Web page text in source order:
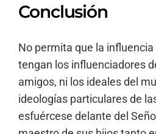
Conclusión
No permita que la
tengan los influenciadores
amigos, ni los ideales del
ideologías particulares de
esfuércese delante del